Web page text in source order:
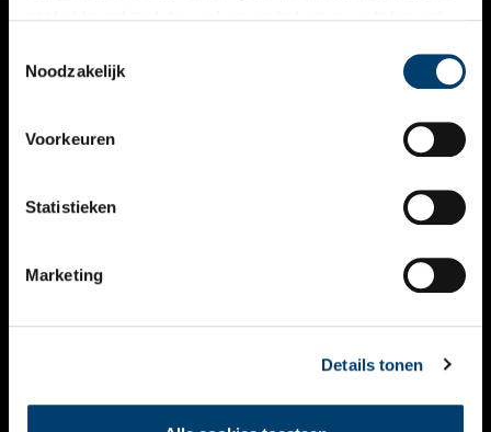
Noodzakelijk
Voorkeuren
Statistieken
Marketing
Details tonen
VERHALEN
KALENDER
THEMA’S
VIDEO’S
CONTACT